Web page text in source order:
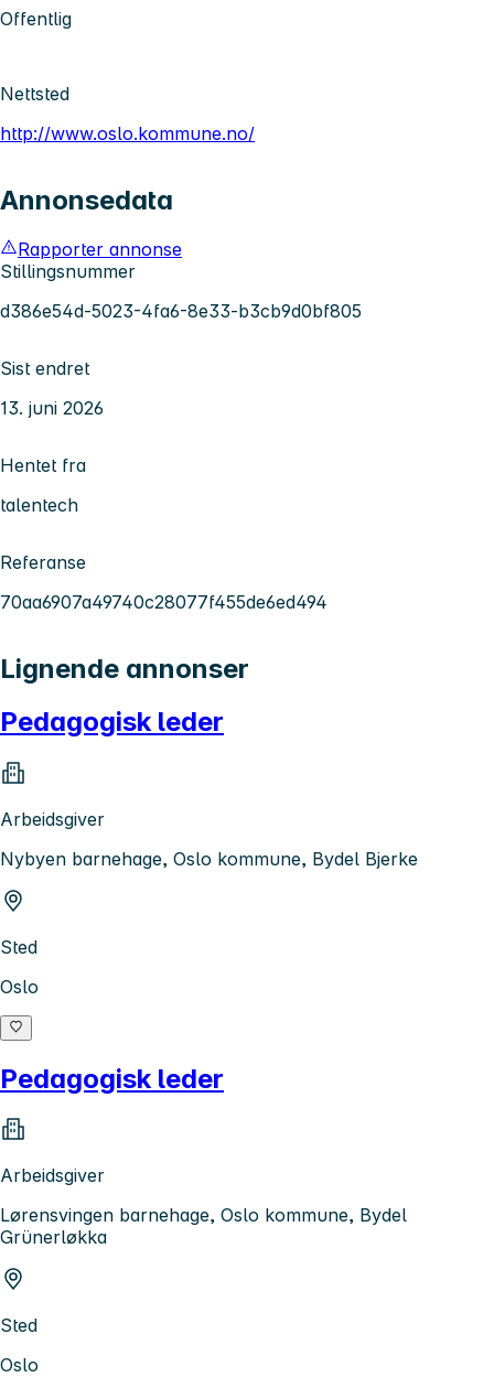
Offentlig
Nettsted
http://www.oslo.kommune.no/
Annonsedata
Rapporter annonse
Stillingsnummer
d386e54d-5023-4fa6-8e33-b3cb9d0bf805
Sist endret
13. juni 2026
Hentet fra
talentech
Referanse
70aa6907a49740c28077f455de6ed494
Lignende annonser
Pedagogisk leder
Arbeidsgiver
Nybyen barnehage, Oslo kommune, Bydel Bjerke
Sted
Oslo
Pedagogisk leder
Arbeidsgiver
Lørensvingen barnehage, Oslo kommune, Bydel
Grünerløkka
Sted
Oslo